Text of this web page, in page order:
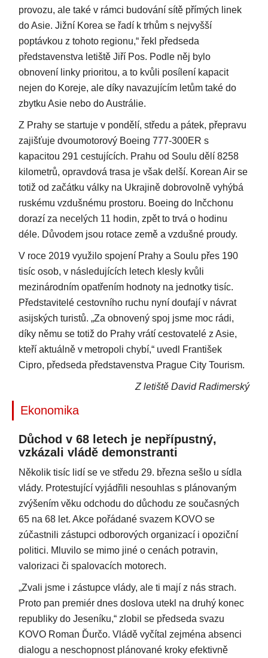
provozu, ale také v rámci budování sítě přímých linek
do Asie. Jižní Korea se řadí k trhům s nejvyšší
poptávkou z tohoto regionu,“ řekl předseda
představenstva letiště Jiří Pos. Podle něj bylo
obnovení linky prioritou, a to kvůli posílení kapacit
nejen do Koreje, ale díky navazujícím letům také do
zbytku Asie nebo do Austrálie.
Z Prahy se startuje v pondělí, středu a pátek, přepravu
zajišťuje dvoumotorový Boeing 777-300ER s
kapacitou 291 cestujících. Prahu od Soulu dělí 8258
kilometrů, opravdová trasa je však delší. Korean Air se
totiž od začátku války na Ukrajině dobrovolně vyhýbá
ruskému vzdušnému prostoru. Boeing do Inčchonu
dorazí za necelých 11 hodin, zpět to trvá o hodinu
déle. Důvodem jsou rotace země a vzdušné proudy.
V roce 2019 využilo spojení Prahy a Soulu přes 190
tisíc osob, v následujících letech klesly kvůli
mezinárodním opatřením hodnoty na jednotky tisíc.
Představitelé cestovního ruchu nyní doufají v návrat
asijských turistů. „Za obnovený spoj jsme moc rádi,
díky němu se totiž do Prahy vrátí cestovatelé z Asie,
kteří aktuálně v metropoli chybí,“ uvedl František
Cipro, předseda představenstva Prague City Tourism.
Z letiště David Radimerský
Ekonomika
Důchod v 68 letech je nepřípustný,
vzkázali vládě demonstranti
Několik tisíc lidí se ve středu 29. března sešlo u sídla
vlády. Protestující vyjádřili nesouhlas s plánovaným
zvýšením věku odchodu do důchodu ze současných
65 na 68 let. Akce pořádané svazem KOVO se
zúčastnili zástupci odborových organizací i opoziční
politici. Mluvilo se mimo jiné o cenách potravin,
valorizaci či spalovacích motorech.
„Zvali jsme i zástupce vlády, ale ti mají z nás strach.
Proto pan premiér dnes doslova utekl na druhý konec
republiky do Jeseníku,“ zlobil se předseda svazu
KOVO Roman Ďurčo. Vládě vyčítal zejména absenci
dialogu a neschopnost plánované kroky efektivně